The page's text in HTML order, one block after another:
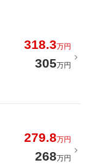
318.3万円
305万円
279.8万円
268万円